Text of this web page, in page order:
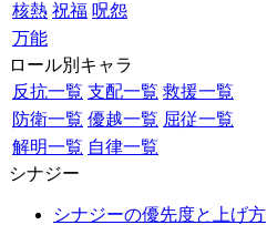
核熱 祝福 呪怨
万能
ロール別キャラ
反抗一覧 支配一覧 救援一覧
防衛一覧 優越一覧 屈従一覧
解明一覧 自律一覧
シナジー
シナジーの優先度と上げ方